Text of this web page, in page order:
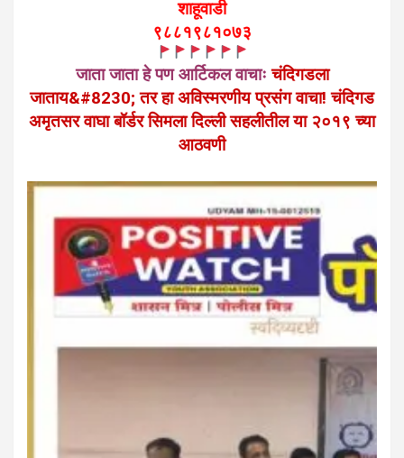
शाहूवाडी
९८८१९८१०७३
जाता जाता हे पण आर्टिकल वाचाःचंदिगडला
जाताय&#8230; तर हा अविस्मरणीय प्रसंग वाचा! चंदिगड
अमृतसर वाघा बॉर्डर सिमला दिल्ली सहलीतील या २०१९ च्या
आठवणी